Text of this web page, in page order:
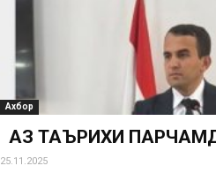
Ахбор
АЗ ТАЪРИХИ
25.11.2025